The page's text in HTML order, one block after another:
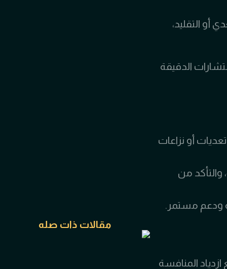
مقالات ذات صله
أو التقليد،
الدقيقة
أو نزاعات
والتأكد من
ودعم مستمر.
المنافسة